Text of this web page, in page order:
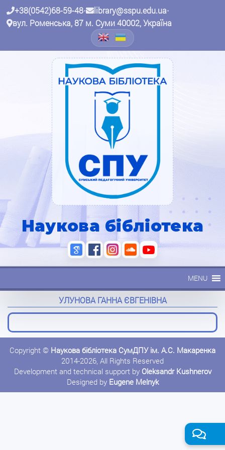
+38(0542)68-59-48• library@sspu.edu.ua•
вул. Роменська, 87 м. Суми 40002, Україна
Наукова бібліотека
MENU
УЛУНОВА ГАННА ЄВГЕНІВНА
Copyright © Наукова бібліотека СумДПУ ім. А.С. Макаренка
2014-2026, All Rights Reserved
Development and technical support by Oleksandr Kushnerov
Designed by Eugene Melnyk